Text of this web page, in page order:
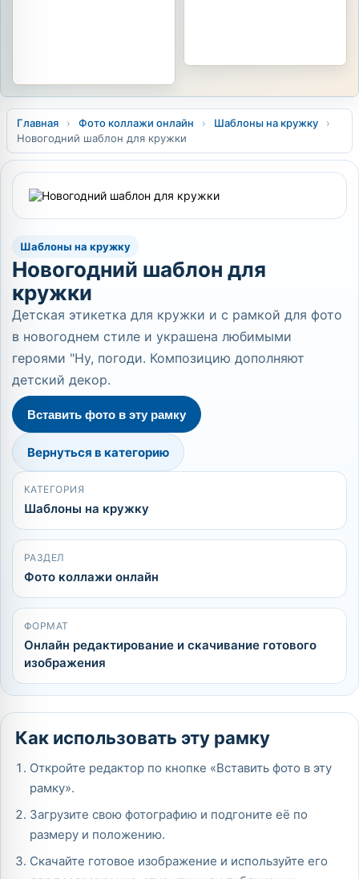
Главная › Фото коллажи онлайн › Шаблоны на кружку
›
Новогодний шаблон для кружки
Шаблоны на кружку
Новогодний шаблон для
кружки
Детская этикетка для кружки и с рамкой для фото
в новогоднем стиле и украшена любимыми
героями "Ну, погоди. Композицию дополняют
детский декор.
Вставить фото в эту рамку
Вернуться в категорию
КАТЕГОРИЯ
Шаблоны на кружку
РАЗДЕЛ
Фото коллажи онлайн
ФОРМАТ
Онлайн редактирование и скачивание готового
изображения
Как использовать эту рамку
Откройте редактор по кнопке «Вставить фото в эту
рамку».
Загрузите свою фотографию и подгоните её по
размеру и положению.
Скачайте готовое изображение и используйте его